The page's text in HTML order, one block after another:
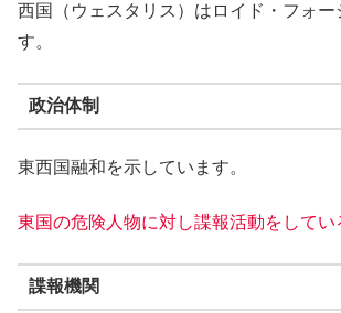
西国（ウェスタリス）はロイド・フォ
す。
政治体制
東西国融和を示しています。
東国の危険人物に対し諜報活動をしてい
諜報機関